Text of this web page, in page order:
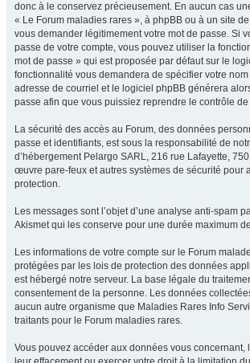
donc à le conservez précieusement. En aucun cas
« Le Forum maladies rares », à phpBB ou à un site
vous demander légitimement votre mot de passe. Si
passe de votre compte, vous pouvez utiliser la
mot de passe » qui est proposée par défaut sur le
fonctionnalité vous demandera de spécifier votre nom
adresse de courriel et le logiciel phpBB générera
passe afin que vous puissiez reprendre le contrôle
La sécurité des accès au Forum, des données
passe et identifiants, est sous la responsabilité de
d’hébergement Pelargo SARL, 216 rue Lafayette,
œuvre pare-feux et autres systèmes de sécurité pour
protection.
Les messages sont l’objet d’une analyse anti-spam
Akismet qui les conserve pour une durée maximum
Les informations de votre compte sur le Forum
protégées par les lois de protection des données
est hébergé notre serveur. La base légale du
consentement de la personne. Les données
aucun autre organisme que Maladies Rares Info
traitants pour le Forum maladies rares.
Vous pouvez accéder aux données vous concernant,